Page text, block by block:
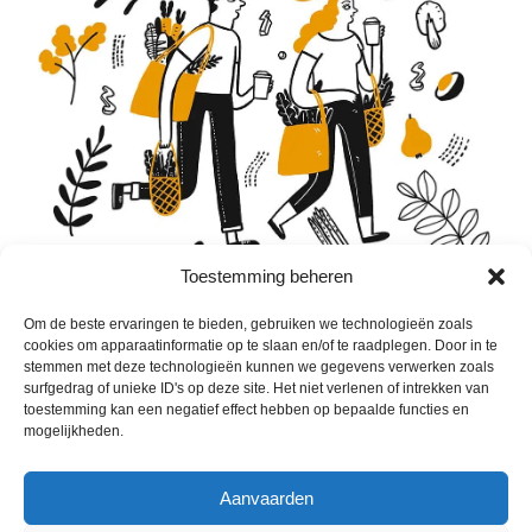
Toestemming beheren
Om de beste ervaringen te bieden, gebruiken we technologieën zoals
cookies om apparaatinformatie op te slaan en/of te raadplegen. Door in te
stemmen met deze technologieën kunnen we gegevens verwerken zoals
surfgedrag of unieke ID's op deze site. Het niet verlenen of intrekken van
toestemming kan een negatief effect hebben op bepaalde functies en
mogelijkheden.
Aanvaarden
Vrije tijd
149ste Jaarmarkt van Jette
Op maandag 31 augustus is het weer tijd voor de de
de reuzemarkt, de gigantische rommelmarkt en de
indrukwekkende kermis. Ontdek zeker ook de